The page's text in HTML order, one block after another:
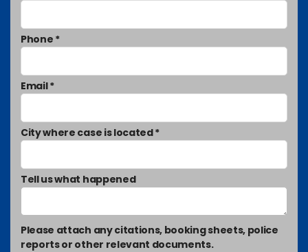
Phone *
Email *
City where case is located *
Tell us what happened
Please attach any citations, booking sheets, police
reports or other relevant documents.